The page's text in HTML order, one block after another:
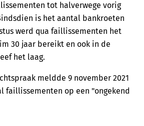
tot halverwege vorig
is het aantal bankroeten
werd qua faillissementen het
30 jaar bereikt en ook in de
het laag.
meldde 9 november 2021
faillissementen op een "ongekend